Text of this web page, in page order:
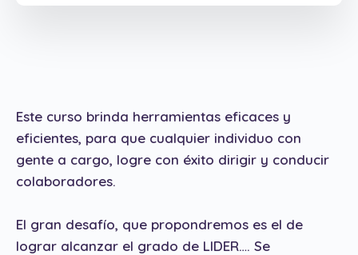
Este curso brinda herramientas eficaces y
eficientes, para que cualquier individuo con
gente a cargo, logre con éxito dirigir y conducir
colaboradores.
El gran desafío, que propondremos es el de
lograr alcanzar el grado de LIDER…. Se